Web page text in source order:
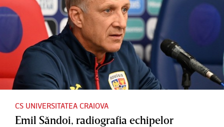
CS UNIVERSITATEA CRAIOVA
Emil Săndoi, radiografia echipelor